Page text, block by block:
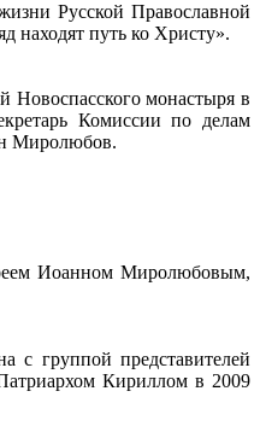
Русской Православной
находят путь ко Христу».
Новоспасского монастыря в
Комиссии по делам
Миролюбов.
Иоанном Миролюбовым,
с группой представителей
Кириллом в 2009